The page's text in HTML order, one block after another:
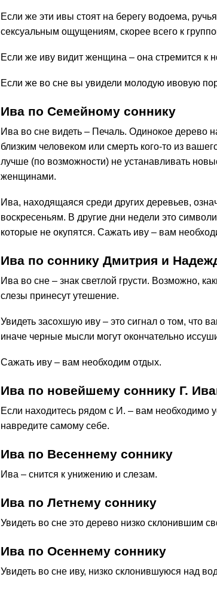
Если же эти ивы стоят на берегу водоема,
сексуальным ощущениям, скорее всего к
Если же иву видит женщина – она стремится к
Если же во сне вы увидели молодую ивовую
Ива по Семейному соннику
Ива во сне видеть – Печаль. Одинокое дерево
близким человеком или смерть кого-то из
лучше (по возможности) не устанавливать
женщинами.
Ива, находящаяся среди других деревьев,
воскресеньям. В другие дни недели это
которые не окупятся. Сажать иву – вам
Ива по соннику Дмитрия и
Ива во сне – знак светлой грусти. Возможно,
слезы принесут утешение.
Увидеть засохшую иву – это сигнал о том, что
иначе черные мысли могут окончательно
Сажать иву – вам необходим отдых.
Ива по новейшему соннику Г.
Если находитесь рядом с И. – вам необходимо
навредите самому себе.
Ива по Весеннему соннику
Ива – снится к унижению и слезам.
Ива по Летнему соннику
Увидеть во сне это дерево низко склонившим
Ива по Осеннему соннику
Увидеть во сне иву, низко склонившуюся над